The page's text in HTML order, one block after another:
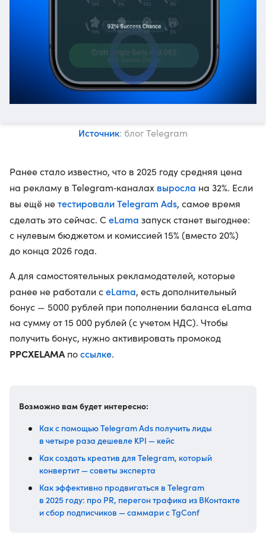
Источник: блог Telegram
Ранее стало известно, что в 2025 году средняя цена
на рекламу в Telegram‑каналах выросла на 32%. Если
вы ещё нетестировали Telegram Ads, самое время
сделать это сейчас. СeLama запуск станет выгоднее:
с нулевым бюджетом и комиссией 15% (вместо 20%)
до конца 2026 года.
А для самостоятельных рекламодателей, которые
ранее не работали сeLama, есть дополнительный
бонус — 5000 рублей при пополнении баланса eLama
на сумму от 15 000 рублей (с учетом НДС). Чтобы
получить бонус, нужно активировать промокод
PPCXELAMA поссылке.
Возможно вам будет интересно:
Как с помощью Telegram Ads получить лиды
в четыре раза дешевле KPI — кейс
Как создать креатив для Telegram, который
конвертит — советы эксперта
Как эффективно продвигаться в Telegram
в 2025 году: про PR, перегон трафика из ВКонтакте
и сбор подписчиков — саммари с TgConf